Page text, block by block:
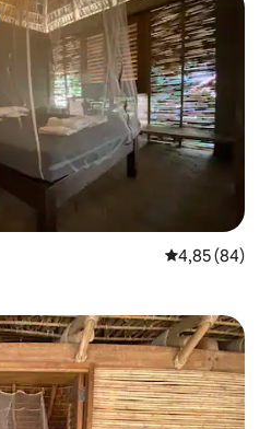
4,85 de uma
4,85 (84)